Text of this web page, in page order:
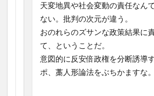
天変地異や社会変動の責任なん
ない。批判の次元が違う。
おのれらのズサンな政策結果に
て、ということだ。
意図的に反安倍政権を分断誘導
ポ、藁人形論法をぶちかますな。